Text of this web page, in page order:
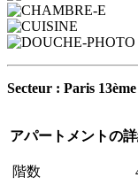
Secteur : Paris
アパートメントの
階数